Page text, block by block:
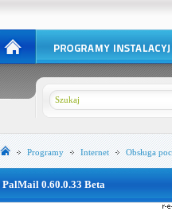
Programy Internet Obsługa
PalMail 0.60.0.33 Beta